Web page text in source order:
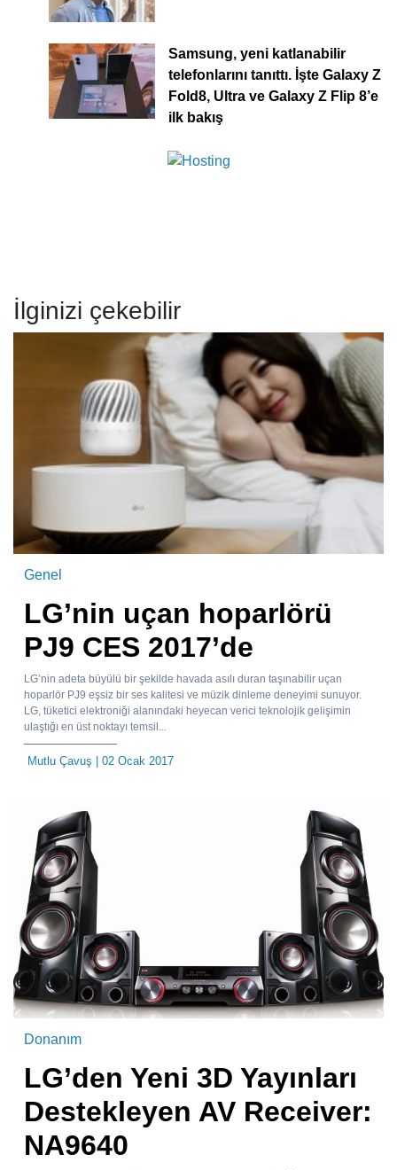
Samsung, yeni katlanabilir
telefonlarını tanıttı. İşte Galaxy Z
Fold8, Ultra ve Galaxy Z Flip 8’e
ilk bakış
İlginizi çekebilir
Genel
LG’nin uçan hoparlörü
PJ9 CES 2017’de
LG’nin adeta büyülü bir şekilde havada asılı duran taşınabilir uçan
hoparlör PJ9 eşsiz bir ses kalitesi ve müzik dinleme deneyimi sunuyor.
LG, tüketici elektroniği alanındaki heyecan verici teknolojik gelişimin
ulaştığı en üst noktayı temsil...
Mutlu Çavuş | 02 Ocak 2017
Donanım
LG’den Yeni 3D Yayınları
Destekleyen AV Receiver:
NA9640